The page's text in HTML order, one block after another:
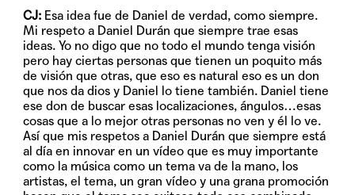
CJ: Esa idea fue de Daniel de verdad, como siempre.
Mi respeto a Daniel Durán que siempre trae esas
ideas. Yo no digo que no todo el mundo tenga visión
pero hay ciertas personas que tienen un poquito más
de visión que otras, que eso es natural eso es un don
que nos da dios y Daniel lo tiene también. Daniel tiene
ese don de buscar esas localizaciones, ángulos…esas
cosas que a lo mejor otras personas no ven y él lo ve.
Así que mis respetos a Daniel Durán que siempre está
al día en innovar en un vídeo que es muy importante
como la música como un tema va de la mano, los
artistas, el tema, un gran vídeo y una grana promoción